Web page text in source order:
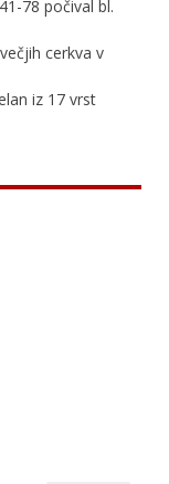
78 počival bl.
cerkva v
iz 17 vrst